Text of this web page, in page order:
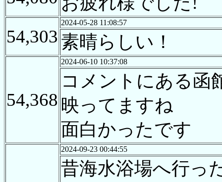
54,303
2024-05-28 11:08:57
素晴らしい！
54,368
2024-06-10 10:37:08
コメントにある函
映ってますね
面白かったです
2024-09-23 00:44:55
昔海水浴場へ行っ